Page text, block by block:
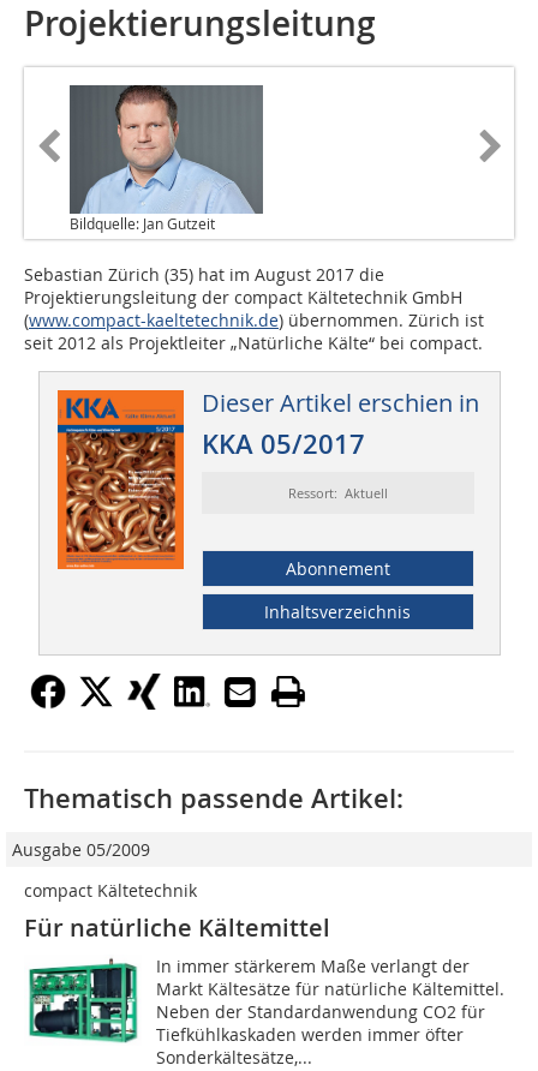
Projektierungsleitung
Bildquelle: Jan Gutzeit
Sebastian Zürich (35) hat im August 2017 die
Projektierungsleitung der compact Kältetechnik GmbH
(www.compact-kaeltetechnik.de) übernommen. Zürich ist
seit 2012 als Projektleiter „Natürliche Kälte“ bei compact.
Dieser Artikel erschien in
KKA 05/2017
Ressort: Aktuell
Abonnement
Inhaltsverzeichnis
Thematisch passende Artikel:
Ausgabe 05/2009
compact Kältetechnik
Für natürliche Kältemittel
In immer stärkerem Maße verlangt der
Markt Kältesätze für natürliche Kältemittel.
Neben der Standardanwendung CO2 für
Tiefkühlkaskaden werden immer öfter
Sonderkältesätze,...